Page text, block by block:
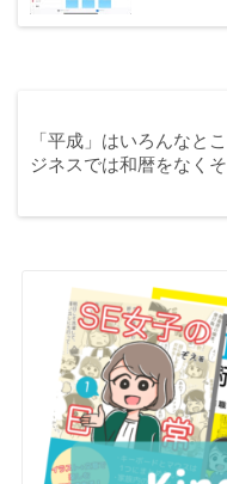
「平成」はいろんなと
ジネスでは和暦をなく